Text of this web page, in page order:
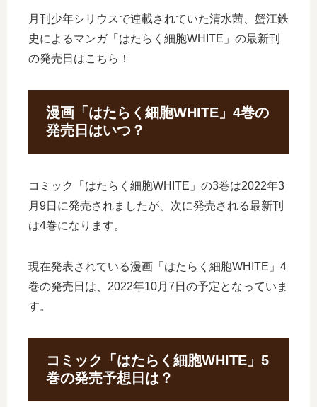
月刊少年シリウスで連載されていた清水茜、蟹江鉄
史によるマンガ「はたらく細胞WHITE」の最新刊
の発売日はこちら！
漫画「はたらく細胞WHITE」4巻の
発売日はいつ？
コミック「はたらく細胞WHITE」の3巻は2022年3
月9日に発売されましたが、次に発売される最新刊
は4巻になります。
現在発表されている漫画「はたらく細胞WHITE」4
巻の発売日は、2022年10月7日の予定となっていま
す。
コミック「はたらく細胞WHITE」5
巻の発売予想日は？